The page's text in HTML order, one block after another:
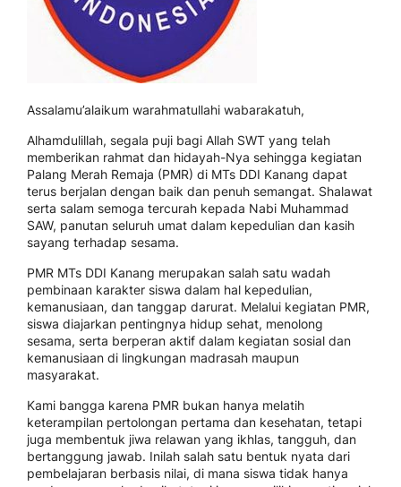
Assalamu’alaikum warahmatullahi wabarakatuh,
Alhamdulillah, segala puji bagi Allah SWT yang telah
memberikan rahmat dan hidayah-Nya sehingga kegiatan
Palang Merah Remaja (PMR) di MTs DDI Kanang dapat
terus berjalan dengan baik dan penuh semangat. Shalawat
serta salam semoga tercurah kepada Nabi Muhammad
SAW, panutan seluruh umat dalam kepedulian dan kasih
sayang terhadap sesama.
PMR MTs DDI Kanang merupakan salah satu wadah
pembinaan karakter siswa dalam hal kepedulian,
kemanusiaan, dan tanggap darurat. Melalui kegiatan PMR,
siswa diajarkan pentingnya hidup sehat, menolong
sesama, serta berperan aktif dalam kegiatan sosial dan
kemanusiaan di lingkungan madrasah maupun
masyarakat.
Kami bangga karena PMR bukan hanya melatih
keterampilan pertolongan pertama dan kesehatan, tetapi
juga membentuk jiwa relawan yang ikhlas, tangguh, dan
bertanggung jawab. Inilah salah satu bentuk nyata dari
pembelajaran berbasis nilai, di mana siswa tidak hanya